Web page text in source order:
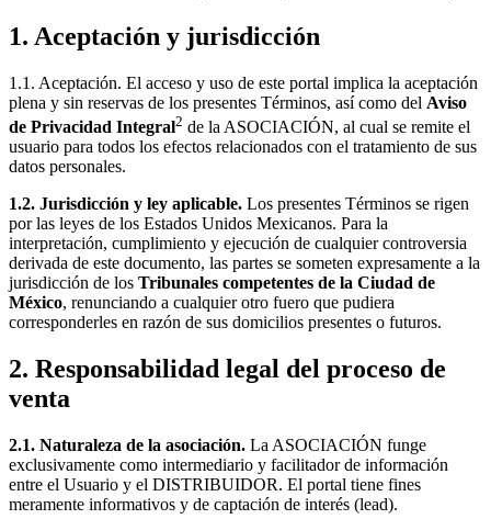
1. Aceptación y jurisdicción
1.1. Aceptación. El acceso y uso de este portal implica la aceptación
plena y sin reservas de los presentes Términos, así como del Aviso
de Privacidad Integral2 de la ASOCIACIÓN, al cual se remite el
usuario para todos los efectos relacionados con el tratamiento de sus
datos personales.
1.2. Jurisdicción y ley aplicable. Los presentes Términos se rigen
por las leyes de los Estados Unidos Mexicanos. Para la
interpretación, cumplimiento y ejecución de cualquier controversia
derivada de este documento, las partes se someten expresamente a la
jurisdicción de los Tribunales competentes de la Ciudad de
México, renunciando a cualquier otro fuero que pudiera
corresponderles en razón de sus domicilios presentes o futuros.
2. Responsabilidad legal del proceso de
venta
2.1. Naturaleza de la asociación. La ASOCIACIÓN funge
exclusivamente como intermediario y facilitador de información
entre el Usuario y el DISTRIBUIDOR. El portal tiene fines
meramente informativos y de captación de interés (lead).